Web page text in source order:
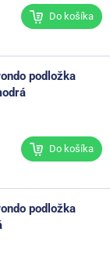
Do košíka
podložka
Do košíka
podložka